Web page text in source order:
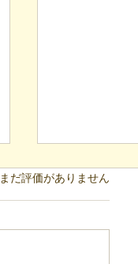
評価されています。
まだ評価がありません